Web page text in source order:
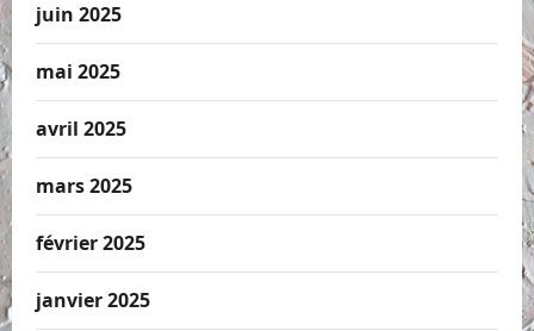
juin 2025
mai 2025
avril 2025
mars 2025
février 2025
janvier 2025